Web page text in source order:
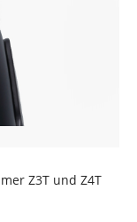
Z3T und Z4T